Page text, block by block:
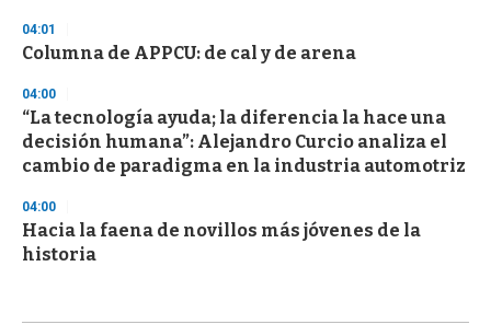
04:01
Columna de APPCU: de cal y de arena
04:00
“La tecnología ayuda; la diferencia la hace una
decisión humana”: Alejandro Curcio analiza el
cambio de paradigma en la industria automotriz
04:00
Hacia la faena de novillos más jóvenes de la
historia